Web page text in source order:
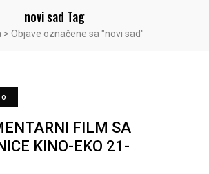
novi sad Tag
> Objave označene sa "novi sad"
FILM SA
KINO-EKO 21-